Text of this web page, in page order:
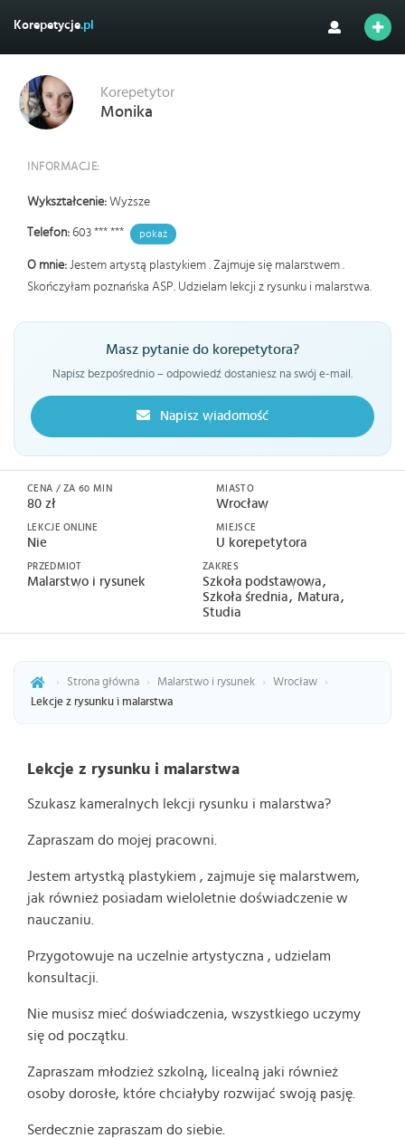
Korepetycje.pl
Korepetytor
Monika
INFORMACJE:
Wykształcenie: Wyższe
Telefon: 603 *** *** pokaż
O mnie: Jestem artystą plastykiem . Zajmuje się malarstwem .
Skończyłam poznańska ASP. Udzielam lekcji z rysunku i malarstwa.
Masz pytanie do korepetytora?
Napisz bezpośrednio – odpowiedź dostaniesz na swój e-mail.
Napisz wiadomość
CENA / ZA 60 MIN
80 zł
LEKCJE ONLINE
Nie
MIASTO
Wrocław
MIEJSCE
U korepetytora
PRZEDMIOT
Malarstwo i rysunek
ZAKRES
Szkoła podstawowa
Szkoła średnia Matura
Studia
› Strona główna › Malarstwo i rysunek › Wrocław
›
Lekcje z rysunku i malarstwa
Lekcje z rysunku i malarstwa
Szukasz kameralnych lekcji rysunku i malarstwa?
Zapraszam do mojej pracowni.
Jestem artystką plastykiem , zajmuje się malarstwem,
jak również posiadam wieloletnie doświadczenie w
nauczaniu.
Przygotowuje na uczelnie artystyczna , udzielam
konsultacji.
Nie musisz mieć doświadczenia, wszystkiego uczymy
się od początku.
Zapraszam młodzież szkolną, licealną jaki również
osoby dorosłe, które chciałyby rozwijać swoją pasję.
Serdecznie zapraszam do siebie.